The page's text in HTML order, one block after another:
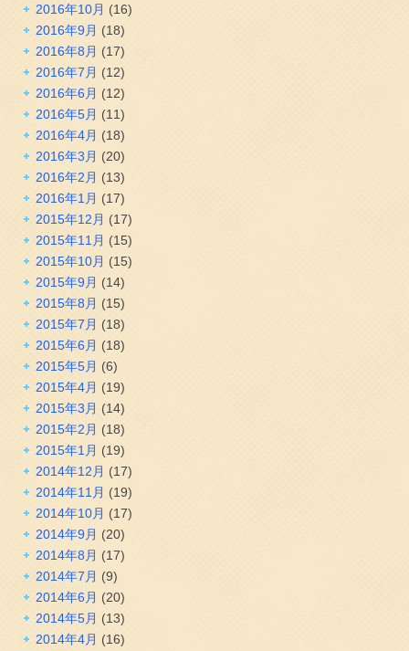
2016年10月 (16)
2016年9月 (18)
2016年8月 (17)
2016年7月 (12)
2016年6月 (12)
2016年5月 (11)
2016年4月 (18)
2016年3月 (20)
2016年2月 (13)
2016年1月 (17)
2015年12月 (17)
2015年11月 (15)
2015年10月 (15)
2015年9月 (14)
2015年8月 (15)
2015年7月 (18)
2015年6月 (18)
2015年5月 (6)
2015年4月 (19)
2015年3月 (14)
2015年2月 (18)
2015年1月 (19)
2014年12月 (17)
2014年11月 (19)
2014年10月 (17)
2014年9月 (20)
2014年8月 (17)
2014年7月 (9)
2014年6月 (20)
2014年5月 (13)
2014年4月 (16)